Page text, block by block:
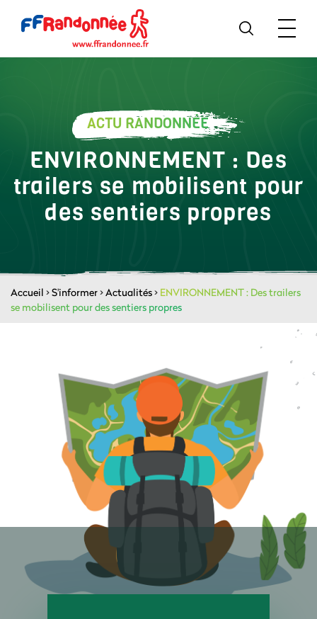
ACTU RANDONNÉE
ENVIRONNEMENT : Des
trailers se mobilisent pour
des sentiers propres
Accueil >S'informer>Actualités> ENVIRONNEMENT : Des trailers
se mobilisent pour des sentiers propres